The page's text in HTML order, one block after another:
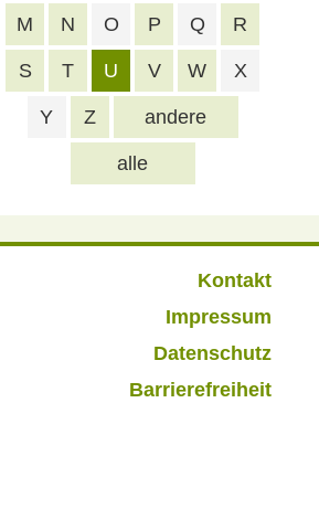
alle
M N O P Q R
S T U V W X
Y Z andere
Kontakt
Impressum
Datenschutz
Barrierefreiheit